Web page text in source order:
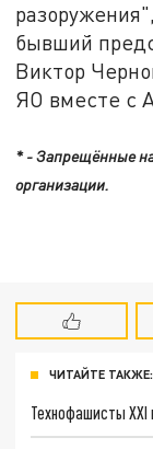
бывший
Виктор
ЯО вместе с
* - Запрещённые на
организации.
ЧИТАЙТЕ ТАКЖЕ:
Технофашисты XXI